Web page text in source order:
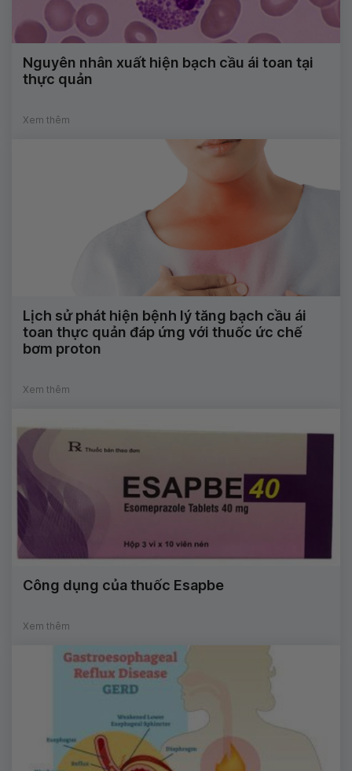
Nguyên nhân xuất hiện bạch cầu ái toan tại
thực quản
Xem thêm
Lịch sử phát hiện bệnh lý tăng bạch cầu ái
toan thực quản đáp ứng với thuốc ức chế
bơm proton
Xem thêm
Công dụng của thuốc Esapbe
Xem thêm